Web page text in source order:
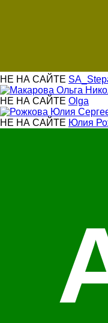
НЕ НА САЙТЕ
НЕ НА САЙТЕ Olga
НЕ НА САЙТЕ Юлия